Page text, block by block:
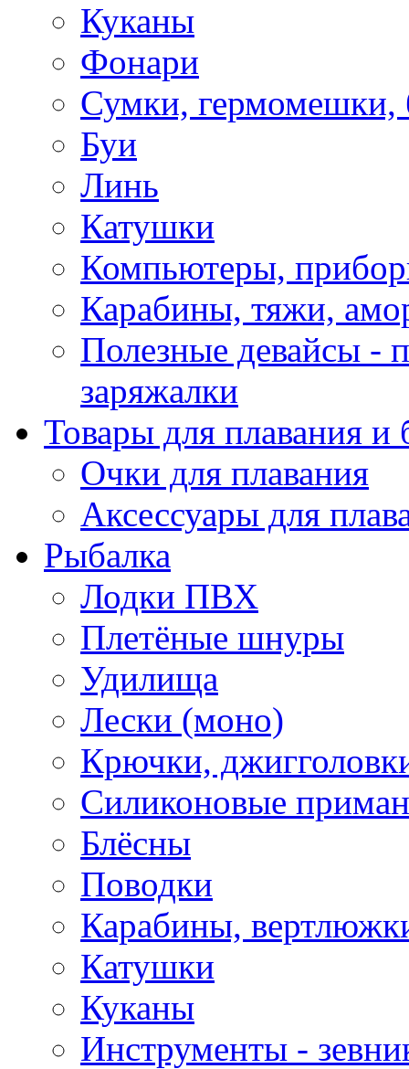
Куканы
Фонари
Сумки, гермомешки,
Буи
Линь
Катушки
Компьютеры,
Карабины, тяжи,
Полезные девайсы -
заряжалки
Товары для плавания и
Очки для плавания
Аксессуары для
Рыбалка
Лодки ПВХ
Плетёные шнуры
Удилища
Лески (моно)
Крючки,
Силиконовые
Блёсны
Поводки
Карабины,
Катушки
Куканы
Инструменты -